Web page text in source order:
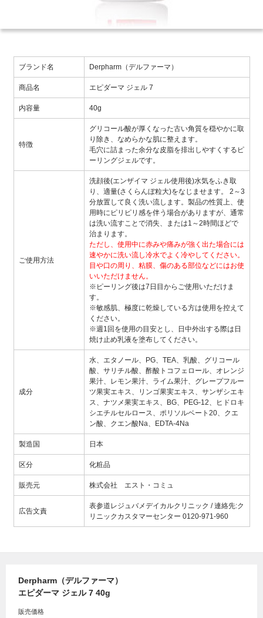
ブランド名 Derpharm（デルファーマ）
商品名 エピダーマ ジェル 7
内容量 40g
特徴
グリコール酸が厚くなった古い角質を穏やかに取
り除き、なめらかな肌に整えます。
毛穴に詰まった余分な皮脂を排出しやすくするピ
ーリングジェルです。
ご使用方法
洗顔後(エンザイマ ジェル使用後)水気をふき取
り、適量(さくらんぼ粒大)をなじませます。 2～3
分放置して良く洗い流します。製品の性質上、使
用時にピリピリ感を伴う場合がありますが、通常
は洗い流すことで消失、または1～2時間ほどで
治まります。
ただし、使用中に赤みや痛みが強く出た場合には
速やかに洗い流し冷水でよく冷やしてください。
目や口の周り、粘膜、傷のある部位などにはお使
いいただけません。
※ピーリング後は7日目からご使用いただけま
す。
※敏感肌、極度に乾燥している方は使用を控えて
ください。
※週1回を使用の目安とし、日中外出する際は日
焼け止め乳液を塗布してください。
成分
水、エタノール、PG、TEA、乳酸、グリコール
酸、サリチル酸、酢酸トコフェロール、オレンジ
果汁、レモン果汁、ライム果汁、グレープフルー
ツ果実エキス、リンゴ果実エキス、サンザシエキ
ス、ナツメ果実エキス、BG、PEG-12、ヒドロキ
シエチルセルロース、ポリソルベート20、クエ
ン酸、クエン酸Na、EDTA-4Na
製造国 日本
区分 化粧品
販売元 株式会社 エスト・コミュ
広告文責
表参道レジュバメデイカルクリニック / 連絡先:ク
リニックカスタマーセンター 0120-971-960
Derpharm（デルファーマ）
エピダーマ ジェル 7 40g
販売価格